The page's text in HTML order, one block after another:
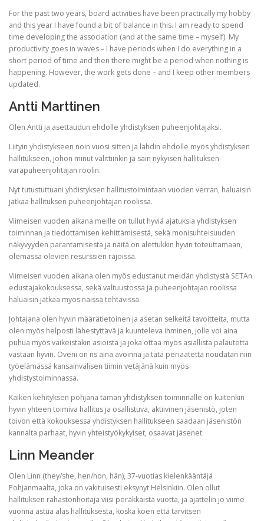
For the past two years, board activities have been practically my hobby
and this year I have found a bit of balance in this. I am ready to spend
time developing the association (and at the same time – myself). My
productivity goes in waves – I have periods when I do everything in a
short period of time and then there might be a period when nothing is
happening. However, the work gets done – and I keep other members
updated.
Antti Marttinen
Olen Antti ja asettaudun ehdolle yhdistyksen puheenjohtajaksi.
Liityin yhdistykseen noin vuosi sitten ja lähdin ehdolle myös yhdistyksen
hallitukseen, johon minut valittiinkin ja sain nykyisen hallituksen
varapuheenjohtajan roolin.
Nyt tutustuttuani yhdistyksen hallitustoimintaan vuoden verran, haluaisin
jatkaa hallituksen puheenjohtajan roolissa.
Viimeisen vuoden aikana meille on tullut hyviä ajatuksia yhdistyksen
toiminnan ja tiedottamisen kehittämisestä, sekä monisuhteisuuden
näkyvyyden parantamisesta ja näitä on alettukkin hyvin toteuttamaan,
olemassa olevien resurssien rajoissa.
Viimeisen vuoden aikana olen myös edustanut meidän yhdistystä SETAn
edustajakokouksessa, sekä valtuustossa ja puheenjohtajan roolissa
haluaisin jatkaa myös näissä tehtävissä.
Johtajana olen hyvin määrätietoinen ja asetan selkeitä tavoitteita, mutta
olen myös helposti lähestyttävä ja kuunteleva ihminen, jolle voi aina
puhua myös vaikeistakin asioista ja joka ottaa myös asiallista palautetta
vastaan hyvin. Oveni on ns aina avoinna ja tätä periaatetta noudatan niin
työelämässä kansainvälisen tiimin vetäjänä kuin myös
yhdistystoiminnassa.
Kaiken kehityksen pohjana tämän yhdistyksen toiminnalle on kuitenkin
hyvin yhteen toimiva hallitus ja osallistuva, aktiivinen jäsenistö, joten
toivon että kokouksessa yhdistyksen hallitukseen saadaan jäsenistön
kannalta parhaat, hyvin yhteistyökykyiset, osaavat jäsenet.
Linn Meander
Olen Linn (they/she, hen/hon, hän), 37-vuotias kielenkääntäjä
Pohjanmaalta, joka on vakituisesti eksynyt Helsinkiin. Olen ollut
hallituksen rahastonhoitaja viisi peräkkäistä vuotta, ja ajattelin jo viime
vuonna astua alas hallituksesta, koska koen että tarvitsen